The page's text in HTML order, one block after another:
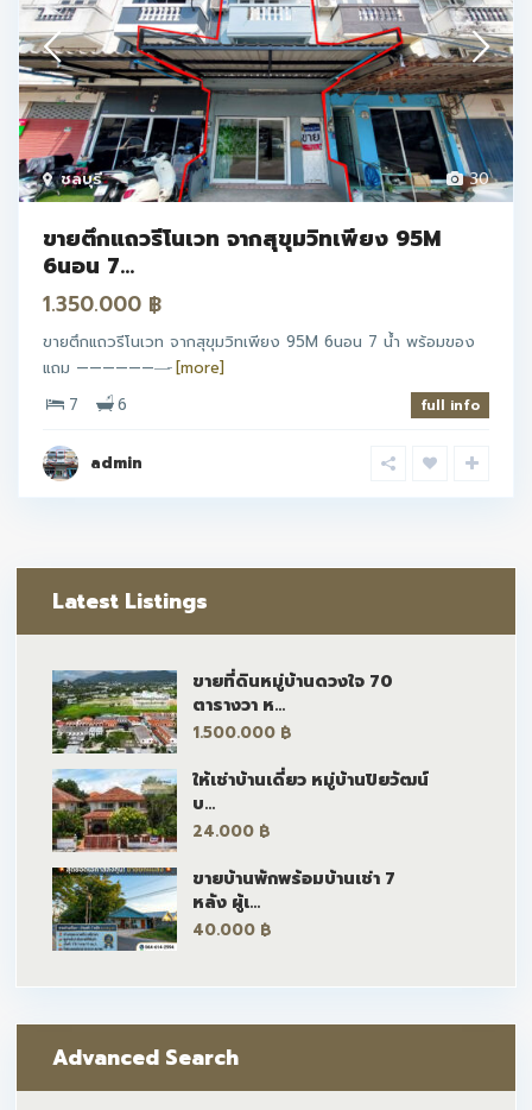
30
ชลบุรี
ขายตึกแถวรีโนเวท จากสุขุมวิทเพียง 95M
6นอน 7...
1.350.000 ฿
ขายตึกแถวรีโนเวท จากสุขุมวิทเพียง 95M 6นอน 7 น้ำ พร้อมของ
แถม ———————̵[more]
7
6 full info
admin
Latest Listings
ขายที่ดินหมู่บ้านดวงใจ 70
ตารางวา ห...
1.500.000 ฿
ให้เช่าบ้านเดี่ยว หมู่บ้านปิยวัฒน์
บ...
24.000 ฿
ขายบ้านพักพร้อมบ้านเช่า 7
หลัง ผู้เ...
40.000 ฿
Advanced Search